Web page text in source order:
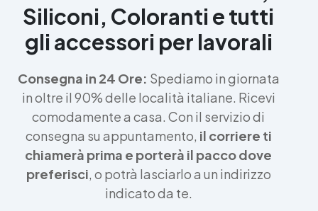
Siliconi, Coloranti e tutti
gli accessori per lavorali
Consegna in 24 Ore: Spediamo in giornata
in oltre il 90% delle località italiane. Ricevi
comodamente a casa. Con il servizio di
consegna su appuntamento, il corriere ti
chiamerà prima e porterà il pacco dove
preferisci, o potrà lasciarlo a un indirizzo
indicato da te.